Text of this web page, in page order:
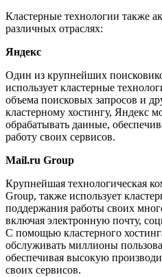
Кластерные технологии также
различных отраслях:
Яндекс
Один из крупнейших
использует кластерные
объема поисковых запросов и
кластерному хостингу, Яндекс
обрабатывать данные,
работу своих сервисов.
Mail.ru Group
Крупнейшая технологическая
Group, также использует
поддержания работы своих
включая электронную почту,
С помощью кластерного
обслуживать миллионы
обеспечивая высокую
своих сервисов.